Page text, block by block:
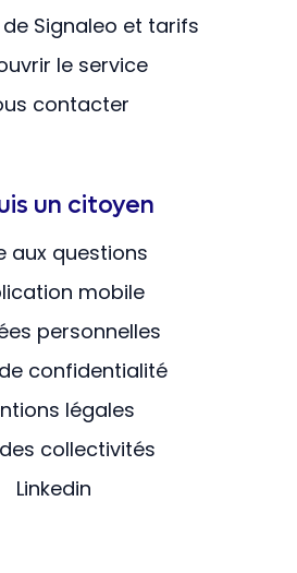
Signaleo et tarifs
le service
contacter
un citoyen
aux questions
mobile
personnelles
confidentialité
légales
collectivités
Linkedin